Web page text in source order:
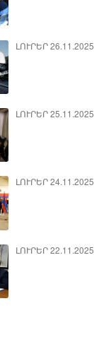
ԼՈՒՐԵՐ 26.11.2025
ԼՈՒՐԵՐ 25.11.2025
ԼՈՒՐԵՐ 24.11.2025
ԼՈՒՐԵՐ 22.11.2025